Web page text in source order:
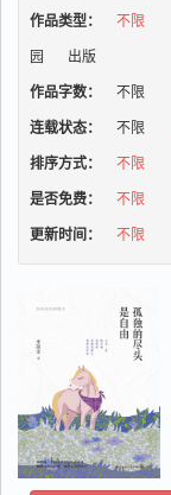
作品类型： 不限
园 出版
作品字数： 不限
连载状态： 不限
排序方式： 不限
是否免费： 不限
更新时间： 不限